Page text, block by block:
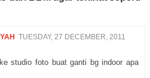
TUESDAY, 27 DECEMBER, 2011
studio foto buat ganti bg indoor apa